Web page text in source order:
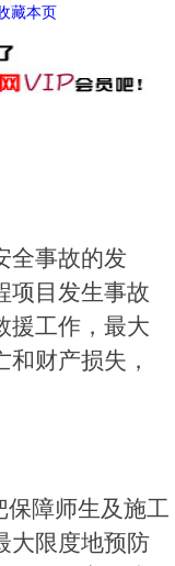
藏本页
全事故的发
项目发生事故
援工作，最大
财产损失，
保障师生及施工
大限度地预防